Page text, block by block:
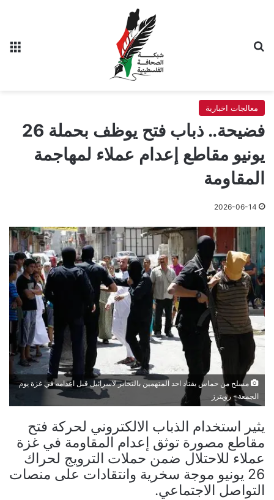
معالجات اخبارية
فضيحة.. ذباب فتح يوظف بحملة 26
يونيو مقاطع إعدام عملاء لمهاجمة
المقاومة
2026-06-14
مسلح من حماس يقتاد احد المتهمين بالتخابر لاسرائيل قبل اعدامه في غزة يوم
الجمعة - رويترز
يثير استخدام الذباب الالكتروني لحركة فتح
مقاطع مصورة توثق إعدام المقاومة في غزة
عملاء للاحتلال ضمن حملات الترويج لحراك
26 يونيو موجة سخرية وانتقادات على منصات
التواصل الاجتماعي.